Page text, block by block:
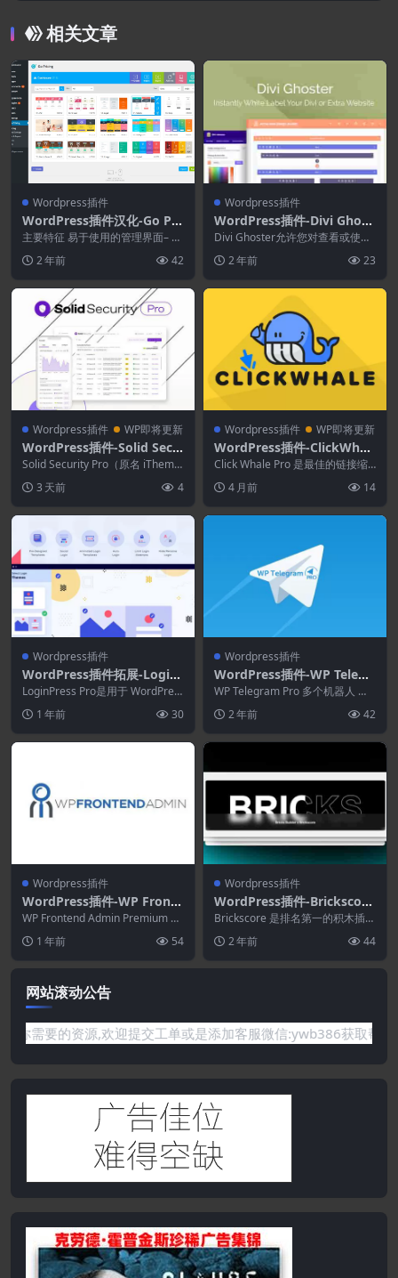
相关文章
Wordpress插件
WordPress插件汉化-Go Pri
cing 3.4–WordPress响应式
定价表插件
主要特征 易于使用的管理界面– 使
您的表格。有...
2 年前 42
Wordpress插件
WordPress插件-Divi Ghost
er 5.0.57
Divi Ghoster允许您对查看或使用
... 2 年前 23
Wordpress插件 WP即将更新
WordPress插件-Solid Secu
rity Pro (formerly iTheme
s Security Pro) 9.0.5
Solid Security Pro（原名 iTheme
3 天前 4
Wordpress插件 WP即将更新
WordPress插件-ClickWhal
e Pro 2.5.3.5–WordPress链
接管理器和个人简介链接页面
插件
Click Whale Pro 是最佳的链接缩
4 月前 14
Wordpress插件
WordPress插件拓展-Login
Press Pro Addons(LoginPr
ess Pro拓展)
LoginPress Pro是用于 WordPres
1 年前 30
Wordpress插件
WordPress插件-WP Telegr
am Pro 2.3.5
WP Telegram Pro 多个机器人 您
模块...2 年前 42
Wordpress插件
WordPress插件-WP Fronte
nd Admin Premium 1.22.5
WP Frontend Admin Premium 将
任何 WordPress ...
1 年前 54
Wordpress插件
WordPress插件-Brickscore
1.5.9.11–Bricks Builder的元
素集合插件
Brickscore 是排名第一的积木插件
集合。通过我们的 79 个元素探
索 顶...
2 年前 44
网站滚动公告
要的资源,欢迎提交工单或是添加客服微信:ywb386获取帮助！